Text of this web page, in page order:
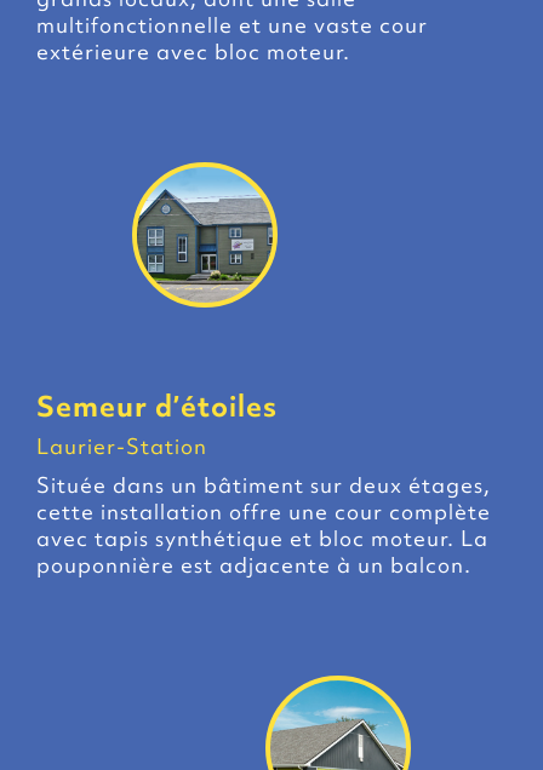
multifonctionnelle et une vaste cour
extérieure avec bloc moteur.
Semeur d’étoiles
Laurier-Station
Située dans un bâtiment sur deux étages,
cette installation offre une cour complète
avec tapis synthétique et bloc moteur. La
pouponnière est adjacente à un balcon.